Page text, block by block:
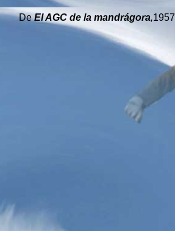
DeEl AGC de la mandrágora,1957